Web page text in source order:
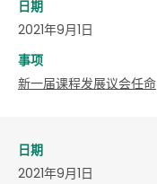
日期
2021年9月1日
事项
新一届课程发展议会任命
日期
2021年9月1日